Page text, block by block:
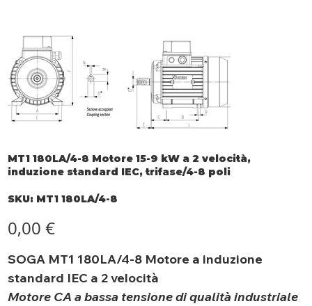
MT1 180LA/4-8 Motore 15-9 kW a 2 velocità,
induzione standard IEC, trifase/4-8 poli
SKU: SKU
MT1
MT1 180LA/4-8
0,00 €
SOGA MT1 180LA/4-8 Motore a induzione
standard IEC a 2 velocità
Motore CA a bassa tensione di qualità industriale